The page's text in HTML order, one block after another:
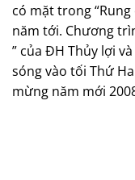
có mặt trong
năm tới. Chương
” của ĐH Thủy lợi
sóng vào tối Thứ
mừng năm mới